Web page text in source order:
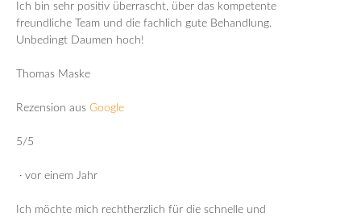
Ich bin sehr positiv überrascht, über das kompetente
freundliche Team und die fachlich gute Behandlung.
Unbedingt Daumen hoch!
Thomas Maske
Rezension aus Google
5/5
· vor einem Jahr
Ich möchte mich rechtherzlich für die schnelle und